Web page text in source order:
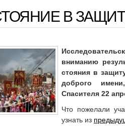
В
вниманию
стояния в
доброго
Спасителя 22
Что пожелали
узнать из